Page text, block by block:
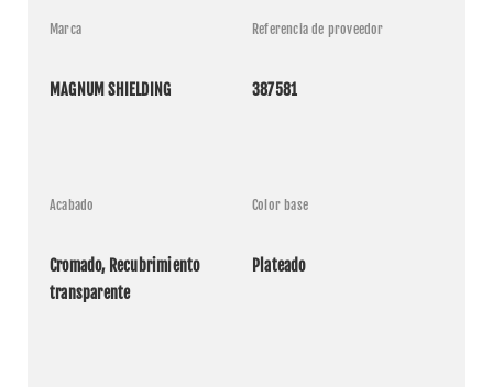
Marca
MAGNUM SHIELDING
Referencia de proveedor
387581
Acabado
Cromado, Recubrimiento
transparente
Color base
Plateado